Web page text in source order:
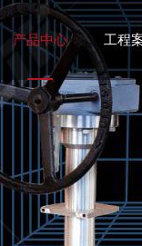
产品中心 工程